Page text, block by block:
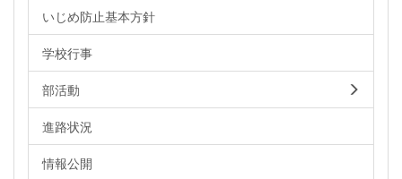
いじめ防止基本方針
学校行事
部活動
進路状況
情報公開